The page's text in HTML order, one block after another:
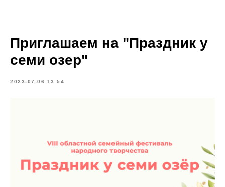
Приглашаем на "Праздник у
семи озер"
2023-07-06 13:54